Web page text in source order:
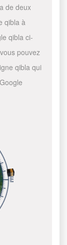
de deux
qibla à
qibla ci-
pouvez
qibla qui